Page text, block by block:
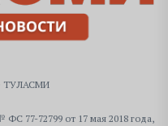
ТУЛАСМИ
77-72799 от 17 мая 2018 года,